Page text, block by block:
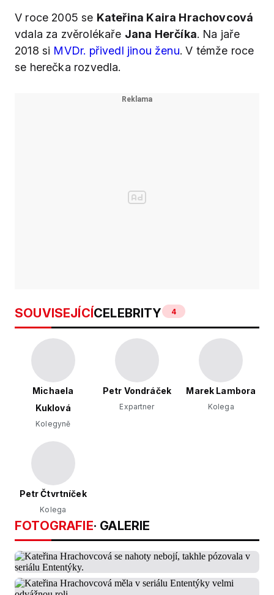
V roce 2005 se Kateřina Kaira Hrachovcová
vdala za zvěrolékaře Jana Herčíka. Na jaře
2018 si MVDr. přivedl jinou ženu. V témže roce
se herečka rozvedla.
SOUVISEJÍCÍCELEBRITY 4
Michaela
Kuklová
Kolegyně
Petr Vondráček
Expartner
Marek Lambora
Kolega
Petr Čtvrtníček
Kolega
FOTOGRAFIE· GALERIE